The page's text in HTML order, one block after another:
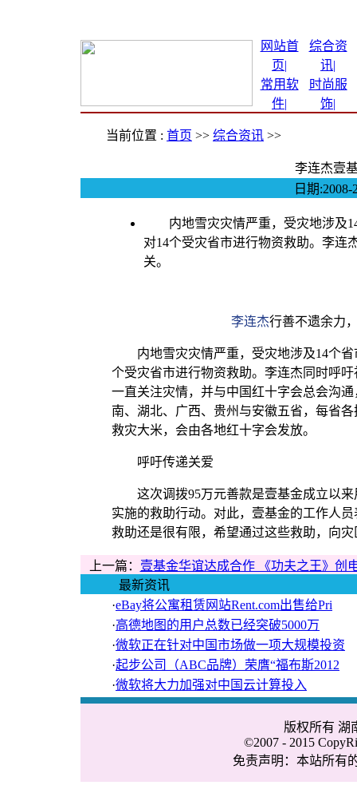
网站首
页|
综合资
讯|
常用软
件|
时尚服
饰|
当前位置 : 首页 >> 综合资讯 >>
李连杰壹
日期
内地雪灾灾情严重，受灾地涉及14
对14个受灾省市进行物资救助。李连
关。
李连杰行善不遗余力
内地雪灾灾情严重，受灾地涉及14个
个受灾省市进行物资救助。李连杰同时呼
一直关注灾情，并与中国红十字会总会沟
南、湖北、广西、贵州与安徽五省，每省
救灾大米，会由各地红十字会发放。
呼吁传递关爱
这次调拨95万元善款是壹基金成立以
实施的救助行动。对此，壹基金的工作人
救助还是很有限，希望通过这些救助，向
上一篇： 壹基金华谊达成合作 《功夫之王》创
最新资讯
·eBay将公寓租赁网站Rent.com出售给Pri
·高德地图的用户总数已经突破5000万
·微软正在针对中国市场做一项大规模投资
·起步公司（ABC品牌）荣膺“福布斯2012
·微软将大力加强对中国云计算投入
版权所有
©2007 - 2015
免责声明：本站所有